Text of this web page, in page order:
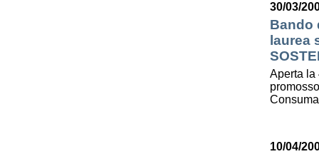
30/03/
Bando
laurea
Aperta la
10/04/